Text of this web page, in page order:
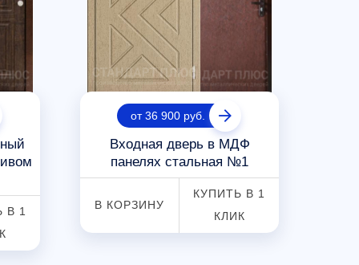
В 1
от 36 900 руб.
Входная дверь в МДФ
панелях стальная №1
В КОРЗИНУ
КУПИТЬ В 1
КЛИК